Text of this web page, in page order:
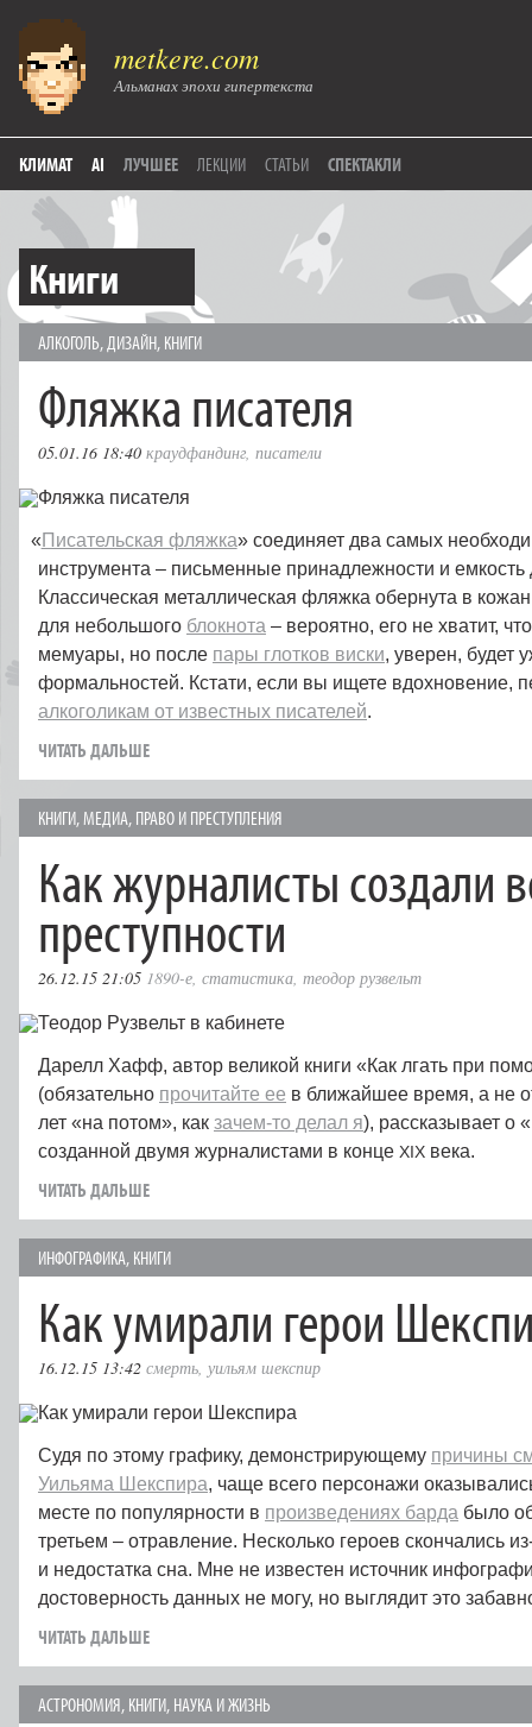
metkere.com
Альманах эпохи гипертекста
КЛИМАТ AI ЛУЧШЕЕ ЛЕКЦИИ СТАТЬИ СПЕКТАКЛИ
Книги
АЛКОГОЛЬ,ДИЗАЙН, КНИГИ
Фляжка писателя
05.01.16 18:40 краудфандинг, писатели
« Писательская фляжка» соединяет два самых
инструмента – письменные принадлежности и
Классическая металлическая фляжка обернута в
для небольшого блокнота – вероятно, его не хватит,
мемуары, но после пары глотков виски, уверен, будет
формальностей. Кстати, если вы ищете вдохновение,
алкоголикам от известных писателей.
ЧИТАТЬ ДАЛЬШЕ
КНИГИ,МЕДИА, ПРАВО И ПРЕСТУПЛЕНИЯ
Как журналисты создали
преступности
26.12.15 21:05 1890-е, статистика, теодор рузвельт
Дарелл Хафф, автор великой книги «Как лгать при
(обязательно прочитайте ее в ближайшее время, а не
лет «на потом», как зачем-то делал я), рассказывает о
созданной двумя журналистами в конце XIX века.
ЧИТАТЬ ДАЛЬШЕ
ИНФОГРАФИКА, КНИГИ
Как умирали герои
16.12.15 13:42 смерть, уильям шекспир
Судя по этому графику, демонстрирующему причины
Уильяма Шекспира, чаще всего персонажи
месте по популярности в произведениях барда было
третьем – отравление. Несколько героев скончались
и недостатка сна. Мне не известен источник
достоверность данных не могу, но выглядит это
ЧИТАТЬ ДАЛЬШЕ
АСТРОНОМИЯ, КНИГИ, НАУКА И ЖИЗНЬ